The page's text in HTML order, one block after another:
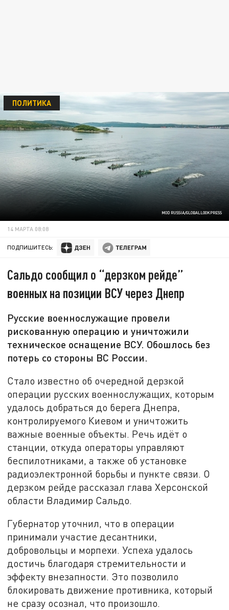
MOD RUSSIA/GLOBALLOOKPRESS
ПОЛИТИКА
14 МАРТА 08:08
ПОДПИШИТЕСЬ:
Сальдо сообщил о “дерзком рейде”
военных на позиции ВСУ через Днепр
Русские военнослужащие провели
рискованную операцию и уничтожили
техническое оснащение ВСУ. Обошлось без
потерь со стороны ВС России.
Стало известно об очередной дерзкой
операции русских военнослужащих, которым
удалось добраться до берега Днепра,
контролируемого Киевом и уничтожить
важные военные объекты. Речь идёт о
станции, откуда операторы управляют
беспилотниками, а также об установке
радиоэлектронной борьбы и пункте связи. О
дерзком рейде рассказал глава Херсонской
области Владимир Сальдо.
Губернатор уточнил, что в операции
принимали участие десантники,
добровольцы и морпехи. Успеха удалось
достичь благодаря стремительности и
эффекту внезапности. Это позволило
блокировать движение противника, который
не сразу осознал, что произошло.